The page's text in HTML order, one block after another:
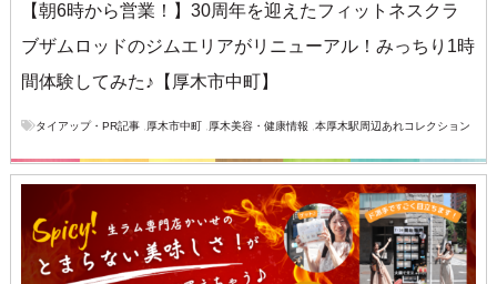
【朝6時から営業！】30周年を迎えたフィットネスクラ
ブザムロッドのジムエリアがリニューアル！みっちり1時
間体験してみた♪【厚木市中町】
タイアップ・PR記事,厚木市中町 ,厚木美容・健康情報 ,本厚木駅周辺あれコレクション